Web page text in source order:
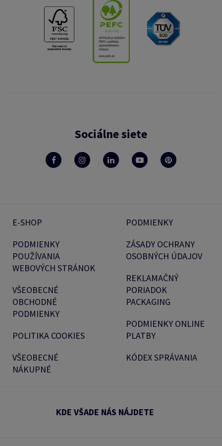
Sociálne siete
E-SHOP
PODMIENKY
POUŽÍVANIA
WEBOVÝCH STRÁNOK
VŠEOBECNÉ
OBCHODNÉ
PODMIENKY
POLITIKA COOKIES
VŠEOBECNÉ
NÁKUPNÉ
PODMIENKY
ZÁSADY OCHRANY
OSOBNÝCH ÚDAJOV
REKLAMAČNÝ
PORIADOK
PACKAGING
PODMIENKY ONLINE
PLATBY
KÓDEX SPRÁVANIA
KDE VŠADE NÁS NÁJDETE